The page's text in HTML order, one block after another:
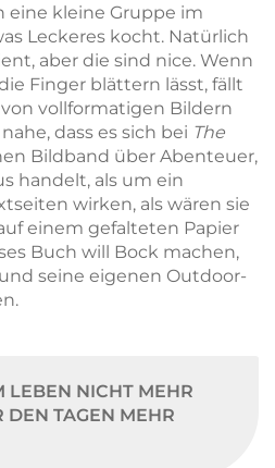
eine kleine Gruppe im
Leckeres kocht. Natürlich
aber die sind nice. Wenn
Finger blättern lässt, fällt
vollformatigen Bildern
dass es sich bei The
Bildband über Abenteuer,
handelt, als um ein
wirken, als wären sie
einem gefalteten Papier
Buch will Bock machen,
seine eigenen Outdoor-
LEBEN NICHT MEHR
DEN TAGEN MEHR